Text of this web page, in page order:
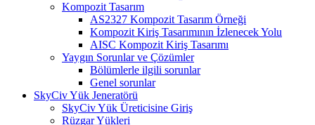
Kompozit Tasarım
AS2327 Kompozit Tasarım Örneği
Kompozit Kiriş Tasarımının İzlenecek Yolu
AISC Kompozit Kiriş Tasarımı
Yaygın Sorunlar ve Çözümler
Bölümlerle ilgili sorunlar
Genel sorunlar
SkyCiv Yük Jeneratörü
SkyCiv Yük Üreticisine Giriş
Rüzgar Yükleri